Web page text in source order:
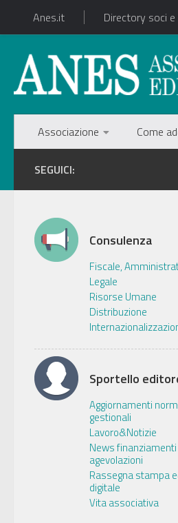
Anes.it Directory soci
Associazione Come
SEGUICI:
Consulenza
Fiscale,
Legale
Risorse Umane
Distribuzione
Sportello
Aggiornamenti
gestionali
Lavoro&Notizie
News finanziamenti
agevolazioni
Rassegna stampa
digitale
Vita associativa